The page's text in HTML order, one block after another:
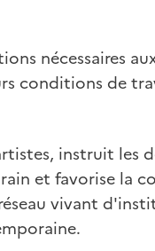
nécessaires
conditions de
instruit les
et favorise la
vivant